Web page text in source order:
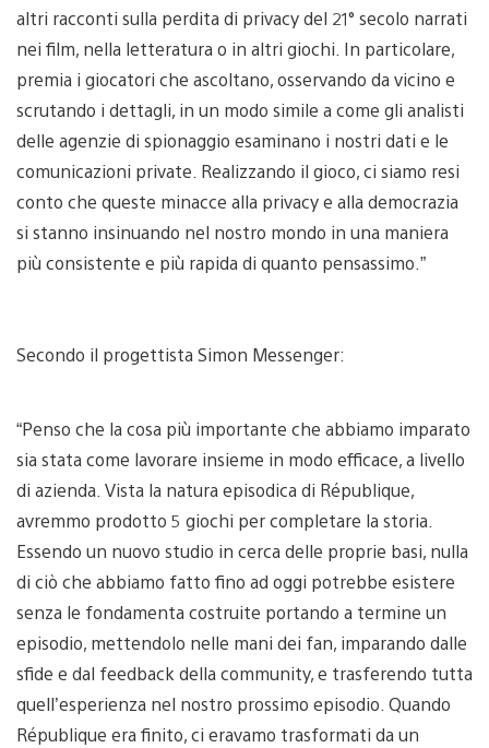
altri racconti sulla perdita di privacy del 21° secolo narrati
nei film, nella letteratura o in altri giochi. In particolare,
premia i giocatori che ascoltano, osservando da vicino e
scrutando i dettagli, in un modo simile a come gli analisti
delle agenzie di spionaggio esaminano i nostri dati e le
comunicazioni private. Realizzando il gioco, ci siamo resi
conto che queste minacce alla privacy e alla democrazia
si stanno insinuando nel nostro mondo in una maniera
più consistente e più rapida di quanto pensassimo.”
Secondo il progettista Simon Messenger:
“Penso che la cosa più importante che abbiamo imparato
sia stata come lavorare insieme in modo efficace, a livello
di azienda. Vista la natura episodica di République,
avremmo prodotto 5 giochi per completare la storia.
Essendo un nuovo studio in cerca delle proprie basi, nulla
di ciò che abbiamo fatto fino ad oggi potrebbe esistere
senza le fondamenta costruite portando a termine un
episodio, mettendolo nelle mani dei fan, imparando dalle
sfide e dal feedback della community, e trasferendo tutta
quell’esperienza nel nostro prossimo episodio. Quando
République era finito, ci eravamo trasformati da un